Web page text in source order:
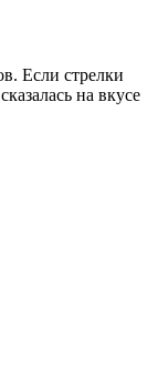
Если стрелки
на вкусе